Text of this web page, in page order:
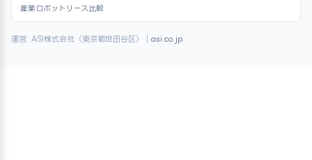
産業ロボットリース比較
運営: ASI株式会社（東京都世田谷区）｜ asi.co.jp